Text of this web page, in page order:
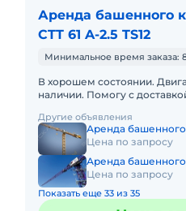
Аренда башенного
CTT 61 A-2.5 TS12
Минимальное время заказа:
В хорошем состоянии.
наличии. Помогу с
Другие объявления
Аренда башенного
Цена по запросу
Аренда башенного
Цена по запросу
Показать еще 33 из 35